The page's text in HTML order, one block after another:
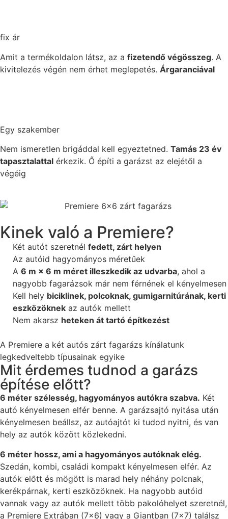
fix ár
Amit a termékoldalon látsz, az a fizetendő végösszeg. A
kivitelezés végén nem érhet meglepetés. Árgaranciával
Egy szakember
Nem ismeretlen brigáddal kell egyeztetned. Tamás 23 év
tapasztalattal érkezik. Ő építi a garázst az elejétől a
végéig
Kinek való a Premiere?
Két autót szeretnél fedett, zárt helyen
Az autóid hagyományos méretűek
A 6 m × 6 m méret illeszkedik az udvarba, ahol a
nagyobb fagarázsok már nem férnének el kényelmesen
Kell hely biciklinek, polcoknak, gumigarnitúrának, kerti
eszközöknek az autók mellett
Nem akarsz heteken át tartó építkezést
A Premiere a két autós zárt fagarázs kínálatunk
legkedveltebb típusainak egyike
Mit érdemes tudnod a garázs
építése előtt?
6 méter szélesség, hagyományos autókra szabva. Két
autó kényelmesen elfér benne. A garázsajtó nyitása után
kényelmesen beállsz, az autóajtót ki tudod nyitni, és van
hely az autók között közlekedni.
6 méter hossz, ami a hagyományos autóknak elég.
Szedán, kombi, családi kompakt kényelmesen elfér. Az
autók előtt és mögött is marad hely néhány polcnak,
kerékpárnak, kerti eszközöknek. Ha nagyobb autóid
vannak vagy az autók mellett több pakolóhelyet szeretnél,
a Premiere Extrában (7×6) vagy a Giantban (7×7) találsz